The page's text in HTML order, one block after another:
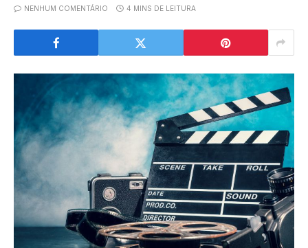
NENHUM COMENTÁRIO 4 MINS DE LEITURA